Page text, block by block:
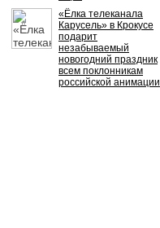
«Ёлка телеканала
Карусель» в Крокусе
подарит
незабываемый
новогодний праздник
всем поклонникам
российской анимации